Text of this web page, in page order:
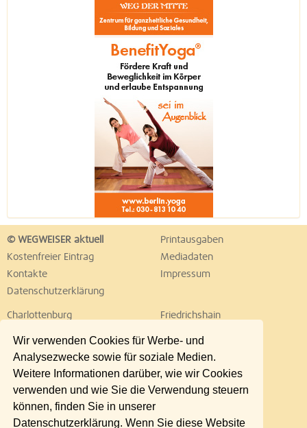
Wir verwenden Cookies für Werbe- und
Analysezwecke sowie für soziale Medien.
Weitere Informationen darüber, wie wir Cookies
verwenden und wie Sie die Verwendung steuern
können, finden Sie in unserer
Datenschutzerklärung. Wenn Sie diese Website
© WEGWEISER aktuell
Printausgaben
Kostenfreier Eintrag
Mediadaten
Kontakte
Impressum
Datenschutzerklärung
Charlottenburg
Friedrichshain
Lichtenberg
Marzahn
Neukölln
Pankow
Reinickendorf
Schöneberg